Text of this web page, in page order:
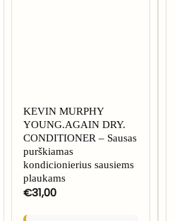
KEVIN MURPHY
YOUNG.AGAIN DRY.
CONDITIONER – Sausas
purškiamas
kondicionierius sausiems
plaukams
€31,00